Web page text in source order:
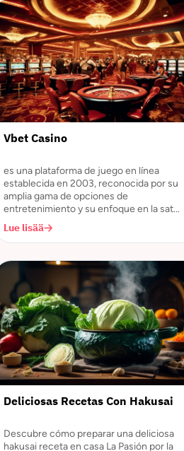
Vbet Casino
es una plataforma de juego en línea
establecida en 2003, reconocida por su
amplia gama de opciones de
entretenimiento y su enfoque en la sat...
Lue lisää
Deliciosas Recetas Con Hakusai
Descubre cómo preparar una deliciosa
hakusai receta en casa La Pasión por la